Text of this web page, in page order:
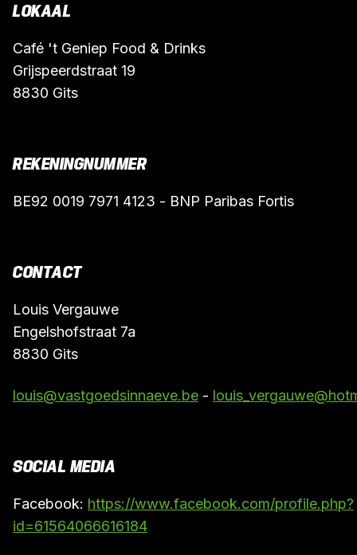
LOKAAL
Café 't Geniep Food & Drinks
Grijspeerdstraat 19
8830 Gits
REKENINGNUMMER
BE92 0019 7971 4123 - BNP Paribas Fortis
CONTACT
Louis Vergauwe
Engelshofstraat 7a
8830 Gits
louis@vastgoedsinnaeve.be -
SOCIAL MEDIA
Facebook: https://www.facebook.com/profile.php?
id=61564066616184